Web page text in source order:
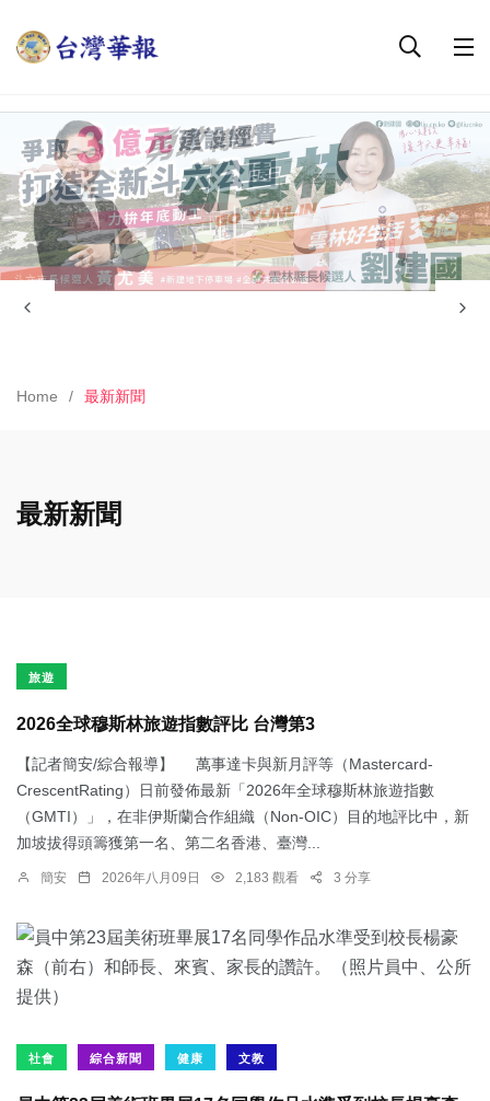
Home 最新新聞
最新新聞
旅遊
2026全球穆斯林旅遊指數評比 台灣第3
【記者簡安/綜合報導】 萬事達卡與新月評等（Mastercard-
CrescentRating）日前發佈最新「2026年全球穆斯林旅遊指數
（GMTI）」，在非伊斯蘭合作組織（Non-OIC）目的地評比中，新
加坡拔得頭籌獲第一名、第二名香港、臺灣...
簡安 2026年八月09日 2,183 觀看 3 分享
社會 綜合新聞 健康 文教